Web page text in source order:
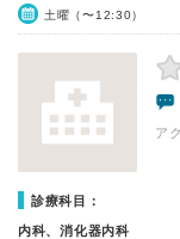
土曜（〜12:30）
ア
診療科目：
内科、消化器内科